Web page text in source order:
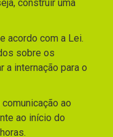
construir uma
acordo com a Lei.
sobre os
a internação para o
ao
ao início do